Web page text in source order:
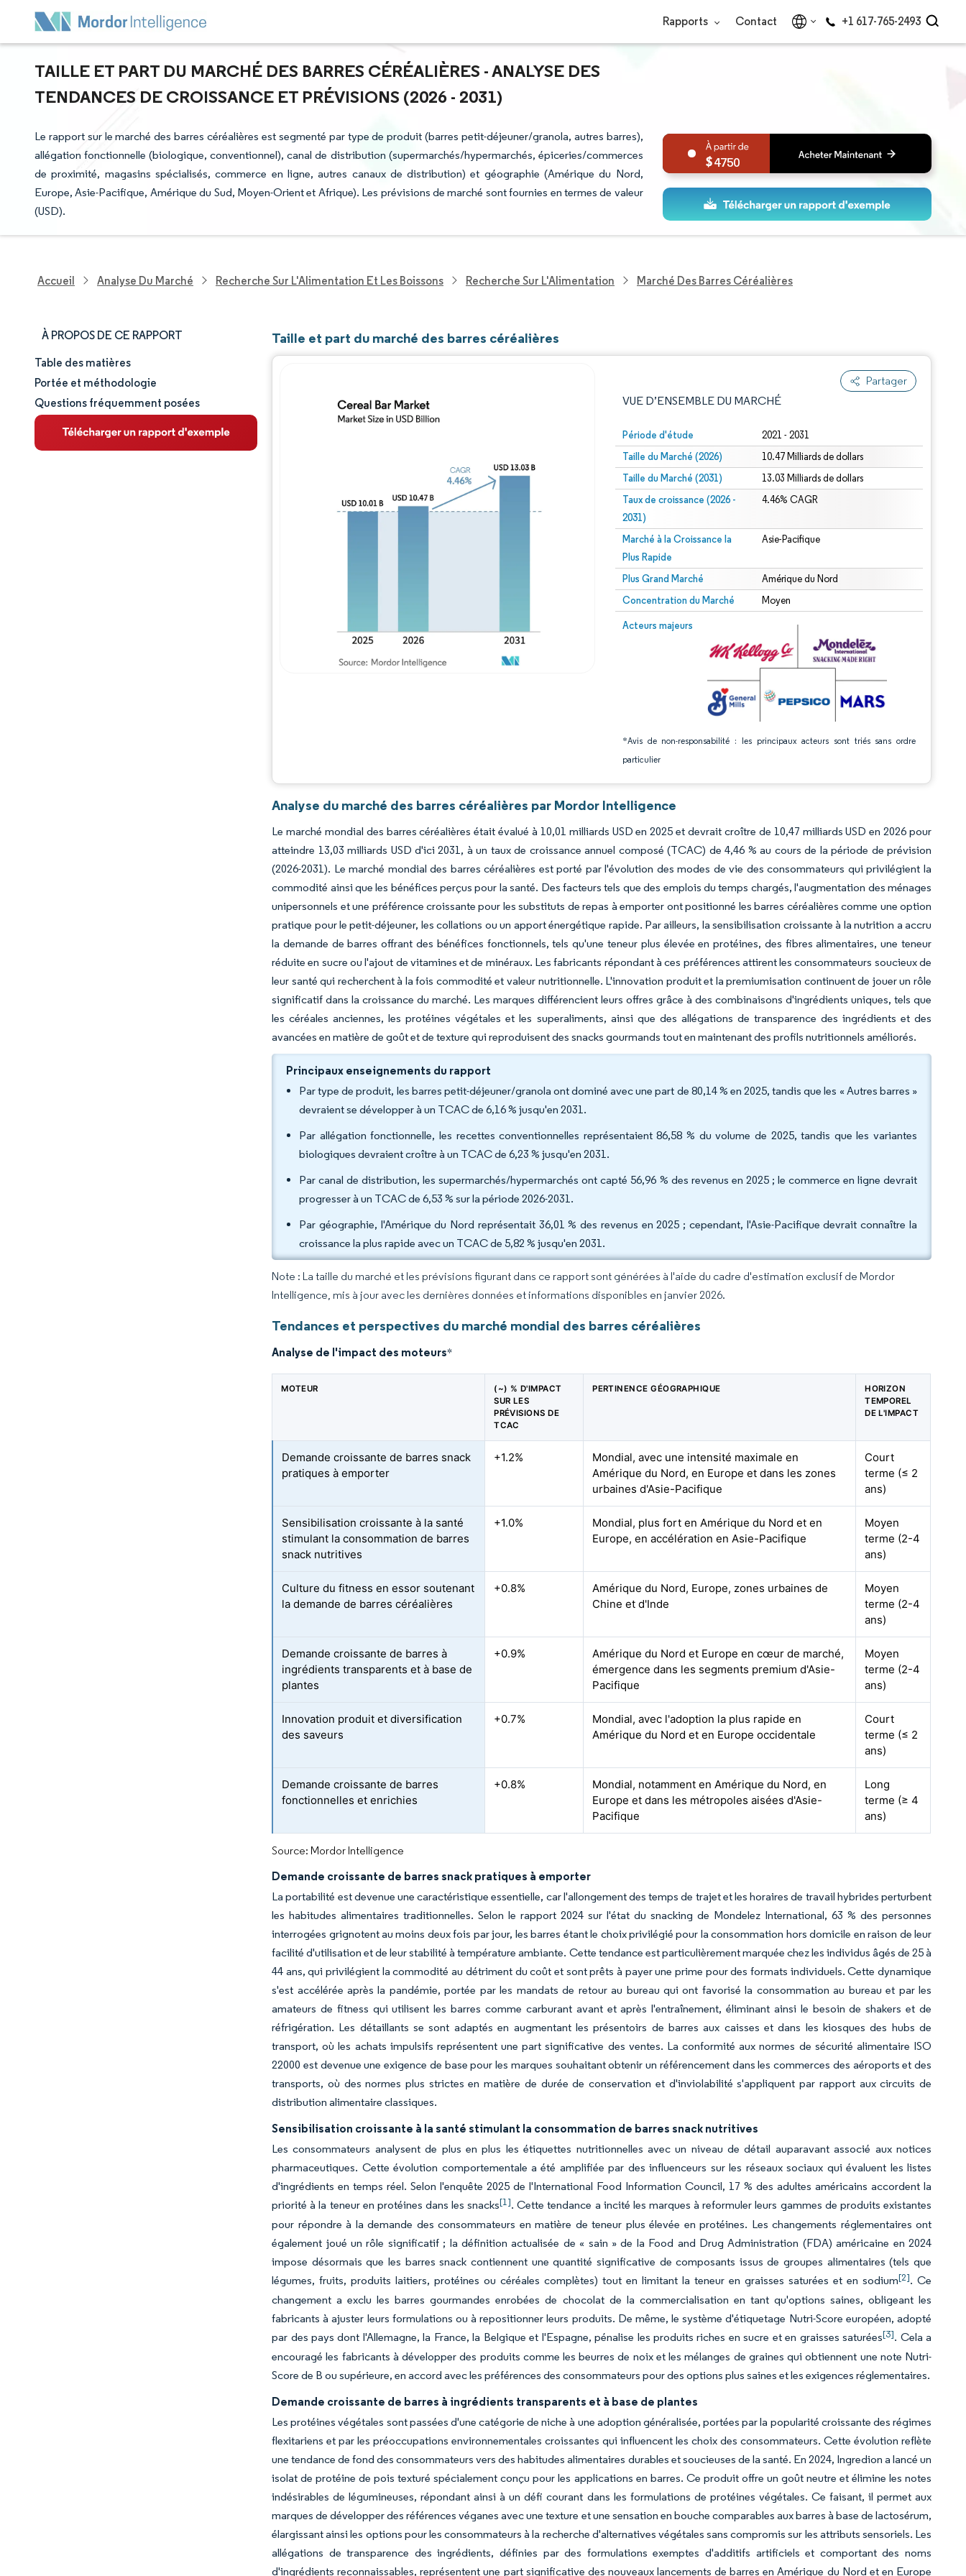
Rapports Contact +1 617-765-2493
TAILLE ET PART DU MARCHÉ DES BARRES CÉRÉALIÈRES - ANALYSE DES
TENDANCES DE CROISSANCE ET PRÉVISIONS (2026 - 2031)
Le rapport sur le marché des barres céréalières est segmenté par type de produit (barres petit-déjeuner/granola, autres barres),
allégation fonctionnelle (biologique, conventionnel), canal de distribution (supermarchés/hypermarchés, épiceries/commerces
de proximité, magasins spécialisés, commerce en ligne, autres canaux de distribution) et géographie (Amérique du Nord,
Europe, Asie-Pacifique, Amérique du Sud, Moyen-Orient et Afrique). Les prévisions de marché sont fournies en termes de valeur
(USD).
4750
Accueil Analyse Du Marché Recherche Sur L'Alimentation Et Les Boissons Recherche Sur L'Alimentation Marché Des Barres Céréalières
À PROPOS DE CE RAPPORT
Taille et part de marché
Analyse du marché
Tendances et perspectives
Table des matières
Portée et méthodologie
Questions fréquemment posées
Taille et part du marché des barres céréalières
Partager
VUE D’ENSEMBLE DU MARCHÉ
Période d'étude 2021 - 2031
Taille du Marché (2026) 10.47 Milliards de dollars
Taille du Marché (2031) 13.03 Milliards de dollars
Taux de croissance (2026 -
2031)
4.46% CAGR
Marché à la Croissance la
Plus Rapide
Asie-Pacifique
Plus Grand Marché Amérique du Nord
Concentration du Marché Moyen
Acteurs majeurs
*Avis de non-responsabilité : les principaux acteurs sont triés sans ordre
particulier
Image © Mordor Intelligence. La réutilisation nécessite une attribution sous CC BY 4.0.
Image © Mordor Intelligence. La réutilisation nécessite une attribution sous CC BY 4.0.
Analyse du marché des barres céréalières par Mordor Intelligence
Le marché mondial des barres céréalières était évalué à 10,01 milliards USD en 2025 et devrait croître de 10,47 milliards USD en 2026 pour
atteindre 13,03 milliards USD d'ici 2031, à un taux de croissance annuel composé (TCAC) de 4,46 % au cours de la période de prévision
(2026-2031). Le marché mondial des barres céréalières est porté par l'évolution des modes de vie des consommateurs qui privilégient la
commodité ainsi que les bénéfices perçus pour la santé. Des facteurs tels que des emplois du temps chargés, l'augmentation des ménages
unipersonnels et une préférence croissante pour les substituts de repas à emporter ont positionné les barres céréalières comme une option
pratique pour le petit-déjeuner, les collations ou un apport énergétique rapide. Par ailleurs, la sensibilisation croissante à la nutrition a accru
la demande de barres offrant des bénéfices fonctionnels, tels qu'une teneur plus élevée en protéines, des fibres alimentaires, une teneur
réduite en sucre ou l'ajout de vitamines et de minéraux. Les fabricants répondant à ces préférences attirent les consommateurs soucieux de
leur santé qui recherchent à la fois commodité et valeur nutritionnelle. L'innovation produit et la premiumisation continuent de jouer un rôle
significatif dans la croissance du marché. Les marques différencient leurs offres grâce à des combinaisons d'ingrédients uniques, tels que
les céréales anciennes, les protéines végétales et les superaliments, ainsi que des allégations de transparence des ingrédients et des
avancées en matière de goût et de texture qui reproduisent des snacks gourmands tout en maintenant des profils nutritionnels améliorés.
Principaux enseignements du rapport
Par type de produit, les barres petit-déjeuner/granola ont dominé avec une part de 80,14 % en 2025, tandis que les « Autres barres »
devraient se développer à un TCAC de 6,16 % jusqu'en 2031.
Par allégation fonctionnelle, les recettes conventionnelles représentaient 86,58 % du volume de 2025, tandis que les variantes
biologiques devraient croître à un TCAC de 6,23 % jusqu'en 2031.
Par canal de distribution, les supermarchés/hypermarchés ont capté 56,96 % des revenus en 2025 ; le commerce en ligne devrait
progresser à un TCAC de 6,53 % sur la période 2026-2031.
Par géographie, l'Amérique du Nord représentait 36,01 % des revenus en 2025 ; cependant, l'Asie-Pacifique devrait connaître la
croissance la plus rapide avec un TCAC de 5,82 % jusqu'en 2031.
Note : La taille du marché et les prévisions figurant dans ce rapport sont générées à l'aide du cadre d'estimation exclusif de Mordor
Intelligence, mis à jour avec les dernières données et informations disponibles en janvier 2026.
Tendances et perspectives du marché mondial des barres céréalières
Analyse de l'impact des moteurs*
MOTEUR
(~) % D'IMPACT
SUR LES
PRÉVISIONS DE
TCAC
PERTINENCE GÉOGRAPHIQUE
HORIZON
TEMPOREL
DE L'IMPACT
Demande croissante de barres snack
pratiques à emporter
+1.2%
Mondial, avec une intensité maximale en
Amérique du Nord, en Europe et dans les zones
urbaines d'Asie-Pacifique
Court
terme (≤ 2
ans)
Sensibilisation croissante à la santé
stimulant la consommation de barres
snack nutritives
+1.0%
Mondial, plus fort en Amérique du Nord et en
Europe, en accélération en Asie-Pacifique
Moyen
terme (2-4
ans)
Culture du fitness en essor soutenant
la demande de barres céréalières
+0.8%
Amérique du Nord, Europe, zones urbaines de
Chine et d'Inde
Moyen
terme (2-4
ans)
Demande croissante de barres à
ingrédients transparents et à base de
plantes
+0.9%
Amérique du Nord et Europe en cœur de marché,
émergence dans les segments premium d'Asie-
Pacifique
Moyen
terme (2-4
ans)
Innovation produit et diversification
des saveurs
+0.7%
Mondial, avec l'adoption la plus rapide en
Amérique du Nord et en Europe occidentale
Court
terme (≤ 2
ans)
Demande croissante de barres
fonctionnelles et enrichies
+0.8%
Mondial, notamment en Amérique du Nord, en
Europe et dans les métropoles aisées d'Asie-
Pacifique
Long
terme (≥ 4
ans)
Source: Mordor Intelligence
Demande croissante de barres snack pratiques à emporter
La portabilité est devenue une caractéristique essentielle, car l'allongement des temps de trajet et les horaires de travail hybrides perturbent
les habitudes alimentaires traditionnelles. Selon le rapport 2024 sur l'état du snacking de Mondelez International, 63 % des personnes
interrogées grignotent au moins deux fois par jour, les barres étant le choix privilégié pour la consommation hors domicile en raison de leur
facilité d'utilisation et de leur stabilité à température ambiante. Cette tendance est particulièrement marquée chez les individus âgés de 25 à
44 ans, qui privilégient la commodité au détriment du coût et sont prêts à payer une prime pour des formats individuels. Cette dynamique
s'est accélérée après la pandémie, portée par les mandats de retour au bureau qui ont favorisé la consommation au bureau et par les
amateurs de fitness qui utilisent les barres comme carburant avant et après l'entraînement, éliminant ainsi le besoin de shakers et de
réfrigération. Les détaillants se sont adaptés en augmentant les présentoirs de barres aux caisses et dans les kiosques des hubs de
transport, où les achats impulsifs représentent une part significative des ventes. La conformité aux normes de sécurité alimentaire ISO
22000 est devenue une exigence de base pour les marques souhaitant obtenir un référencement dans les commerces des aéroports et des
transports, où des normes plus strictes en matière de durée de conservation et d'inviolabilité s'appliquent par rapport aux circuits de
distribution alimentaire classiques.
Sensibilisation croissante à la santé stimulant la consommation de barres snack nutritives
Les consommateurs analysent de plus en plus les étiquettes nutritionnelles avec un niveau de détail auparavant associé aux notices
pharmaceutiques. Cette évolution comportementale a été amplifiée par des influenceurs sur les réseaux sociaux qui évaluent les listes
d'ingrédients en temps réel. Selon l'enquête 2025 de l'International Food Information Council, 17 % des adultes américains accordent la
priorité à la teneur en protéines dans les snacks[1]. Cette tendance a incité les marques à reformuler leurs gammes de produits existantes
pour répondre à la demande des consommateurs en matière de teneur plus élevée en protéines. Les changements réglementaires ont
également joué un rôle significatif ; la définition actualisée de « sain » de la Food and Drug Administration (FDA) américaine en 2024
impose désormais que les barres snack contiennent une quantité significative de composants issus de groupes alimentaires (tels que
légumes, fruits, produits laitiers, protéines ou céréales complètes) tout en limitant la teneur en graisses saturées et en sodium[2]. Ce
changement a exclu les barres gourmandes enrobées de chocolat de la commercialisation en tant qu'options saines, obligeant les
fabricants à ajuster leurs formulations ou à repositionner leurs produits. De même, le système d'étiquetage Nutri-Score européen, adopté
par des pays dont l'Allemagne, la France, la Belgique et l'Espagne, pénalise les produits riches en sucre et en graisses saturées[3]. Cela a
encouragé les fabricants à développer des produits comme les beurres de noix et les mélanges de graines qui obtiennent une note Nutri-
Score de B ou supérieure, en accord avec les préférences des consommateurs pour des options plus saines et les exigences réglementaires.
Demande croissante de barres à ingrédients transparents et à base de plantes
Les protéines végétales sont passées d'une catégorie de niche à une adoption généralisée, portées par la popularité croissante des régimes
flexitariens et par les préoccupations environnementales croissantes qui influencent les choix des consommateurs. Cette évolution reflète
une tendance de fond des consommateurs vers des habitudes alimentaires durables et soucieuses de la santé. En 2024, Ingredion a lancé un
isolat de protéine de pois texturé spécialement conçu pour les applications en barres. Ce produit offre un goût neutre et élimine les notes
indésirables de légumineuses, répondant ainsi à un défi courant dans les formulations de protéines végétales. Ce faisant, il permet aux
marques de développer des références véganes avec une texture et une sensation en bouche comparables aux barres à base de lactosérum,
élargissant ainsi les options pour les consommateurs à la recherche d'alternatives végétales sans compromis sur les attributs sensoriels. Les
allégations de transparence des ingrédients, définies par des formulations exemptes d'additifs artificiels et comportant des noms
d'ingrédients reconnaissables, représentent une part significative des nouveaux lancements de barres en Amérique du Nord et en Europe